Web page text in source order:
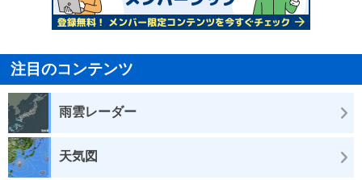
注目のコンテンツ
雨雲レーダー
天気図